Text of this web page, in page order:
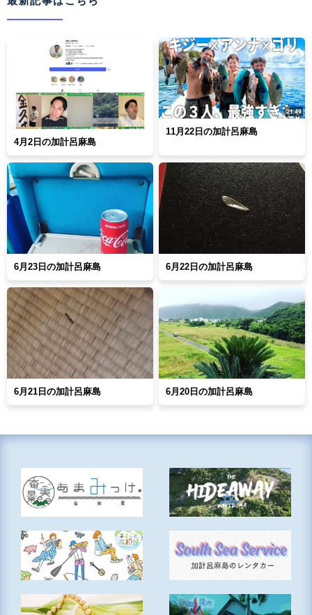
4月2日の加計呂麻島
11月22日の加計呂麻島
6月23日の加計呂麻島 6月22日の加計呂麻島
6月21日の加計呂麻島 6月20日の加計呂麻島